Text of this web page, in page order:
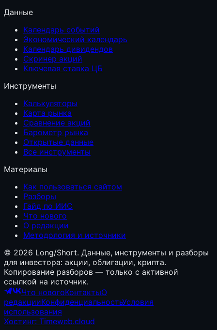
Данные
Календарь событий
Экономический календарь
Календарь дивидендов
Скринер акций
Ключевая ставка ЦБ
Инструменты
Калькуляторы
Карта рынка
Сравнение акций
Барометр рынка
Открытые данные
Все инструменты
Материалы
Как пользоваться сайтом
Разборы
Гайд по ИИС
Что нового
О редакции
Методология и источники
© 2026 Long/Short. Данные, инструменты и разборы
для инвестора: акции, облигации, крипта.
Копирование разборов — только с активной
ссылкой на источник.
Что новогоКонтактыО
редакцииКонфиденциальностьУсловия
использования
Хостинг: Timeweb.cloud